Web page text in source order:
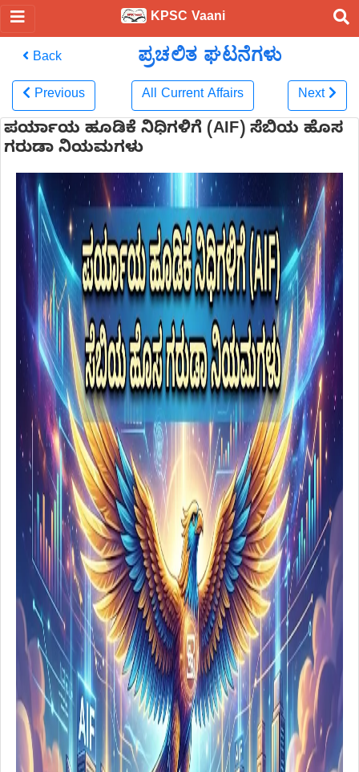
KPSC Vaani
Back ಪ್ರಚಲಿತ ಘಟನೆಗಳು
Previous All Current Affairs Next
ಪರ್ಯಾಯ ಹೂಡಿಕೆ ನಿಧಿಗಳಿಗೆ (AIF) ಸೆಬಿಯ ಹೊಸ
ಗರುಡಾ ನಿಯಮಗಳು